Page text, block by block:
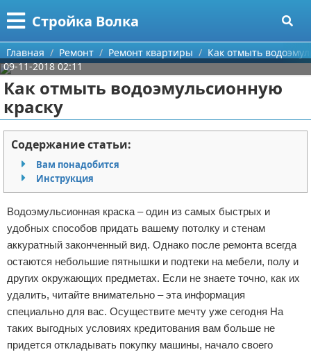
Стройка Волка
Меню
Главная
Категории
Строительство
Мебель
Интерьер и дизайн
Дизайн квартиры
Посуда
Ремонт
Ремонт дачи
Ремонт квартиры
Инструменты
Ванная
Домашний быт
Поиск
О проекте
Контакты
Сотрудничество
Размещение рекламы
Для правообладателей
Условия предоставления информации
Отказ от ответственности
Главная Ремонт Ремонт квартиры
Как отмыть
09-11-2018 02:11
Как отмыть водоэмульсионную
краску
Содержание статьи:
Вам понадобится
Инструкция
Водоэмульсионная краска – один из самых быстрых и
удобных способов придать вашему потолку и стенам
аккуратный законченный вид. Однако после ремонта всегда
остаются небольшие пятнышки и подтеки на мебели, полу и
других окружающих предметах. Если не знаете точно, как их
удалить, читайте внимательно – эта информация
специально для вас. Осуществите мечту уже сегодня На
таких выгодных условиях кредитования вам больше не
придется откладывать покупку машины, начало своего